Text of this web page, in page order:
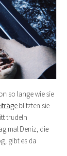
so lange wie sie
blitzten sie
trudeln
mal Deniz, die
gibt es da